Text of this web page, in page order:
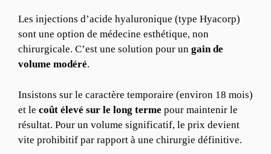
Les injections d’acide hyaluronique (type Hyacorp)
sont une option de médecine esthétique, non
chirurgicale. C’est une solution pour un gain de
volume modéré.
Insistons sur le caractère temporaire (environ 18 mois)
et le coût élevé sur le long terme pour maintenir le
résultat. Pour un volume significatif, le prix devient
vite prohibitif par rapport à une chirurgie définitive.